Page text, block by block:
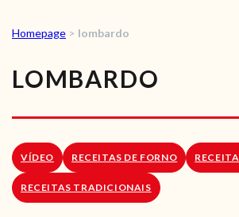
RECEITAS
SOBRE NÓS
LOJA ONLINE
Homepage > lombardo
LOMBARDO
VÍDEO RECEITAS DE FORNO
RECEITAS TRADICIONAIS